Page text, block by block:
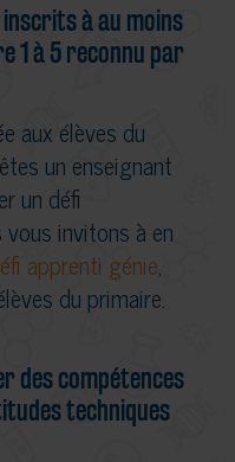
inscrits à au moins
1 à 5 reconnu par
aux élèves du
un enseignant
un défi
invitons à en
apprenti génie,
du primaire.
des compétences
techniques